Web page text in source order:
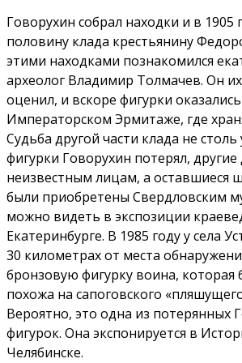
Говорухин собрал находки и в 1905
половину клада крестьянину
этими находками познакомился
археолог Владимир Толмачев. Он
оценил, и вскоре фигурки
Императорском Эрмитаже, где
Судьба другой части клада не
фигурки Говорухин потерял,
неизвестным лицам, а оставшиеся
были приобретены Свердловским
можно видеть в экспозиции
Екатеринбурге. В 1985 году у села
30 километрах от места
бронзовую фигурку воина, которая
похожа на сапоговского
Вероятно, это одна из потерянных
фигурок. Она экспонируется в
Челябинске.